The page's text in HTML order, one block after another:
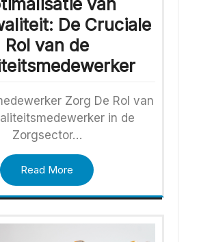
van
De Cruciale
Rol van de
Zorg De Rol van
in de
Zorgsector…
Read More